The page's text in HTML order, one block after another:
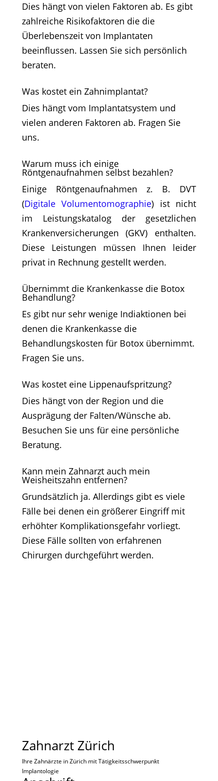
Dies hängt von vielen Faktoren ab. Es gibt
zahlreiche Risikofaktoren die die
Überlebenszeit von Implantaten
beeinflussen. Lassen Sie sich persönlich
beraten.
Was kostet ein Zahnimplantat?
Dies hängt vom Implantatsystem und
vielen anderen Faktoren ab. Fragen Sie
uns.
Warum muss ich einige
Röntgenaufnahmen selbst bezahlen?
Einige Röntgenaufnahmen z. B. DVT
(Digitale Volumentomographie) ist nicht
im Leistungskatalog der gesetzlichen
Krankenversicherungen (GKV) enthalten.
Diese Leistungen müssen Ihnen leider
privat in Rechnung gestellt werden.
Übernimmt die Krankenkasse die Botox
Behandlung?
Es gibt nur sehr wenige Indiaktionen bei
denen die Krankenkasse die
Behandlungskosten für Botox übernimmt.
Fragen Sie uns.
Was kostet eine Lippenaufspritzung?
Dies hängt von der Region und die
Ausprägung der Falten/Wünsche ab.
Besuchen Sie uns für eine persönliche
Beratung.
Kann mein Zahnarzt auch mein
Weisheitszahn entfernen?
Grundsätzlich ja. Allerdings gibt es viele
Fälle bei denen ein größerer Eingriff mit
erhöhter Komplikationsgefahr vorliegt.
Diese Fälle sollten von erfahrenen
Chirurgen durchgeführt werden.
Zahnarzt Zürich
Ihre Zahnärzte in Zürich mit Tätigkeitsschwerpunkt
Implantologie